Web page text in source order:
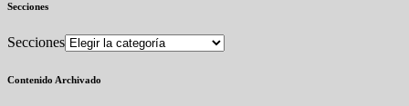
Secciones
Secciones
Contenido Archivado